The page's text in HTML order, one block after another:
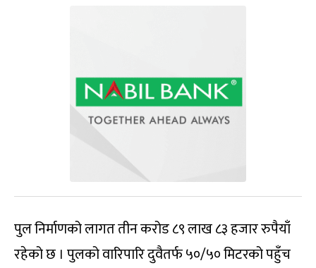
पुल निर्माणको लागत तीन करोड ८९ लाख ८३ हजार रुपैयाँ
रहेको छ । पुलको वारिपारि दुवैतर्फ ५०/५० मिटरको पहुँच